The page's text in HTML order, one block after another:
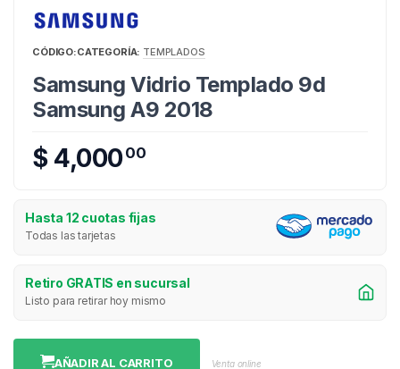
CÓDIGO:CATEGORÍA: TEMPLADOS
Samsung Vidrio Templado 9d
Samsung A9 2018
$ 4,00000
Hasta 12 cuotas fijas
Todas las tarjetas
Retiro GRATIS en sucursal
Listo para retirar hoy mismo
AÑADIR AL CARRITO
Venta online